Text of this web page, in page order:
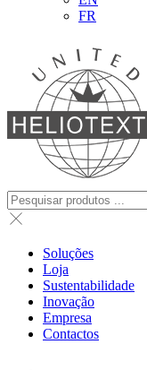
FR
Soluções
Loja
Sustentabilidade
Inovação
Empresa
Contactos